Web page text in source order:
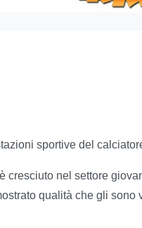
sportive del
cresciuto nel settore
qualità che gli sono